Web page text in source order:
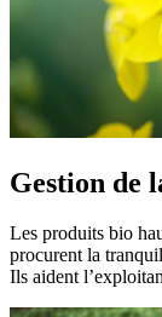
Gestion de
Les produits bio
procurent la
Ils aident